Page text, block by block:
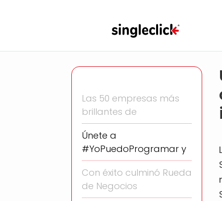
Las 50 empresas más
brillantes de
Únete a
#YoPuedoProgramar y
Con éxito culminó Rueda
de Negocios